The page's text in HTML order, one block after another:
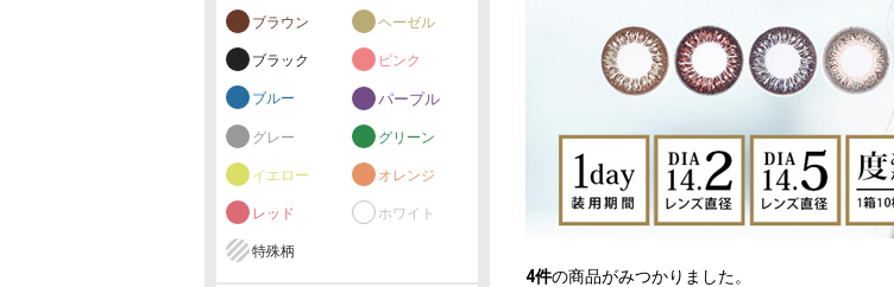
ブラウン ヘーゼル
ブラック ピンク
ブルー パープル
グレー グリーン
イエロー オレンジ
レッド ホワイト
特殊柄
4件の商品がみつかりました。